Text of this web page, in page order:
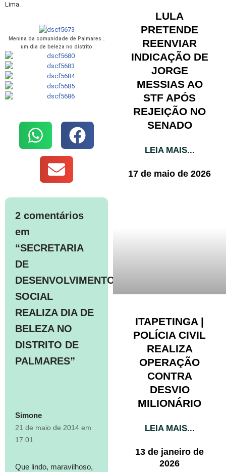
Lima.
Menina da comunidade de Palmares…
um dia de beleza no distrito
2 comentários
em
“SECRETARIA
DE
DESENVOLVIMENTO
SOCIAL
REALIZA DIA DE
BELEZA NO
DISTRITO DE
PALMARES”
Simone
21 de maio de 2014 em
17:01
Que lindo, maravilhoso,
LULA
PRETENDE
REENVIAR
INDICAÇÃO DE
JORGE
MESSIAS AO
STF APÓS
REJEIÇÃO NO
SENADO
LEIA MAIS...
17 de maio de 2026
ITAPETINGA |
POLÍCIA CIVIL
REALIZA
OPERAÇÃO
CONTRA
DESVIO
MILIONÁRIO
LEIA MAIS...
13 de janeiro de
2026